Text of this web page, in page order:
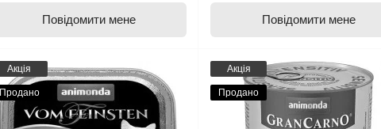
Повідомити мене Повідомити мене
Акція
Продано
Акція
Продано